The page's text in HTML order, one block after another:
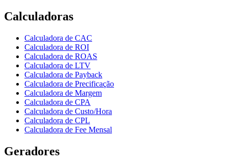
Calculadoras
Calculadora de CAC
Calculadora de ROI
Calculadora de ROAS
Calculadora de LTV
Calculadora de Payback
Calculadora de Precificação
Calculadora de Margem
Calculadora de CPA
Calculadora de Custo/Hora
Calculadora de CPL
Calculadora de Fee Mensal
Geradores